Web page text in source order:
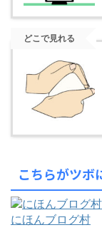
どこで見れる
こちらがツボ
にほんブログ村